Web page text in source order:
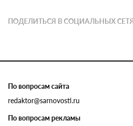
ПОДЕЛИТЬСЯ В СОЦИАЛЬНЫХ
По вопросам сайта
redaktor@sarnovosti.ru
По вопросам рекламы